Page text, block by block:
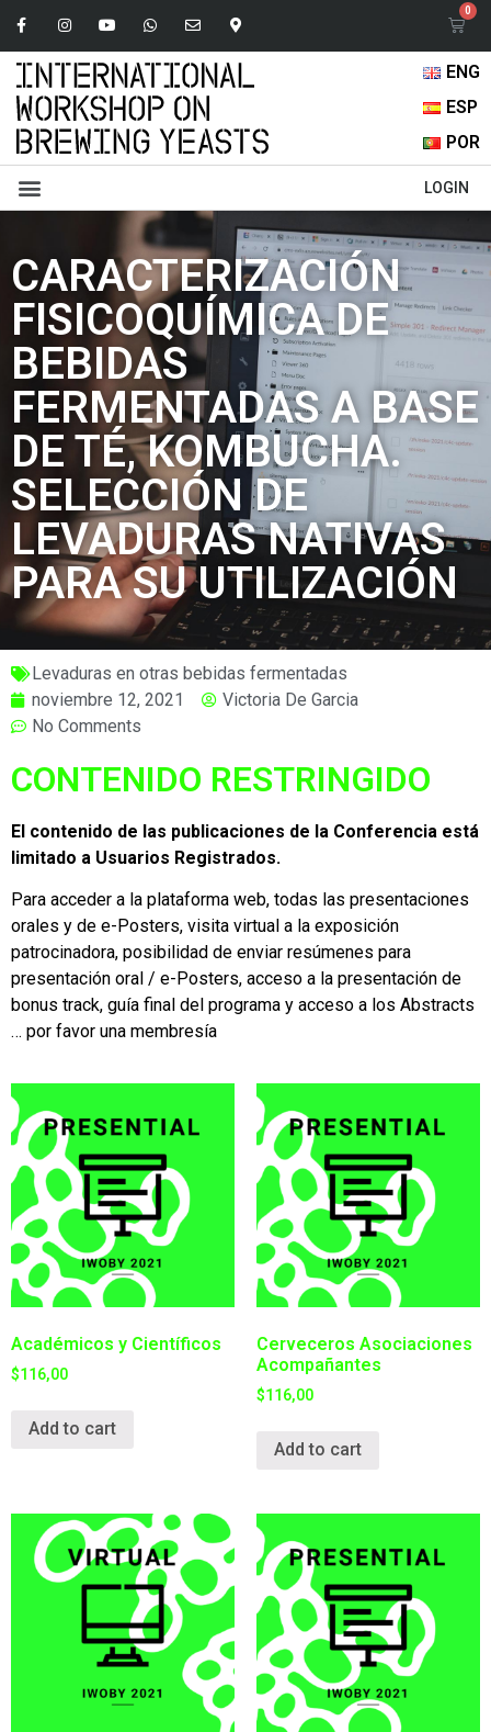
ENG
ESP
POR
LOGIN
CARACTERIZACIÓN
FISICOQUÍMICA DE
BEBIDAS
FERMENTADAS A BASE
DE TÉ, KOMBUCHA.
SELECCIÓN DE
LEVADURAS NATIVAS
PARA SU UTILIZACIÓN
Levaduras en otras bebidas fermentadas
noviembre 12, 2021
Victoria De Garcia
No Comments
CONTENIDO RESTRINGIDO
El contenido de las publicaciones de la Conferencia está
limitado a Usuarios Registrados.
Para acceder a la plataforma web, todas las presentaciones
orales y de e-Posters, visita virtual a la exposición
patrocinadora, posibilidad de enviar resúmenes para
presentación oral / e-Posters, acceso a la presentación de
bonus track, guía final del programa y acceso a los Abstracts
… por favor una membresía
Académicos y Científicos
$116,00
Add to cart
Cerveceros Asociaciones
Acompañantes
$116,00
Add to cart